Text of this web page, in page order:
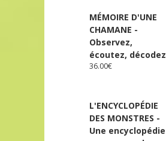
MÉMOIRE D'UNE
CHAMANE -
Observez,
écoutez, décodez
36.00€
L'ENCYCLOPÉDIE
DES MONSTRES -
Une encyclopédie